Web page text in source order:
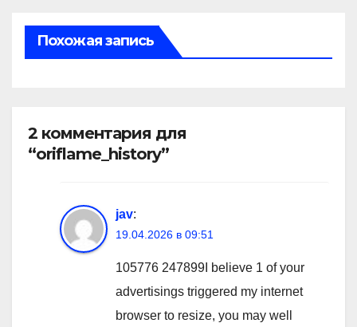
Похожая запись
2 комментария для
“oriflame_history”
jav:
19.04.2026 в 09:51
105776 247899I believe 1 of your
advertisings triggered my internet
browser to resize, you may well